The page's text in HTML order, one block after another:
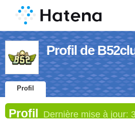
Profil de
Profil
Profil Dernière mise à jour: